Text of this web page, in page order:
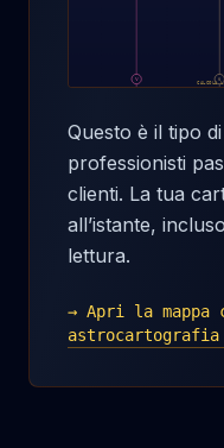
S
V
CALCOLA
Questo è il tipo
professionisti
clienti. La tua
all’istante,
lettura.
→ Apri la mappa
astrocartografia